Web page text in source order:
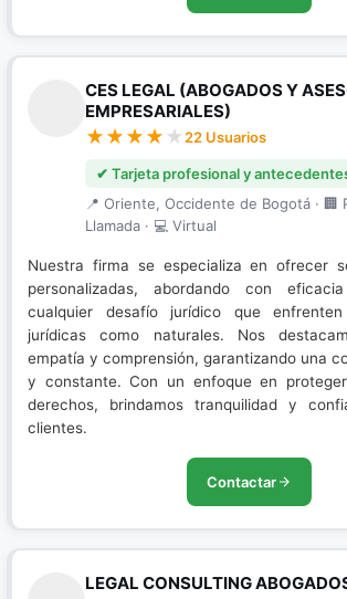
CES LEGAL (ABOGADOS Y
EMPRESARIALES)
22 Usuarios
✔ Tarjeta profesional y
📍 Oriente, Occidente de Bogotá · 🏢
Llamada · 💻 Virtual
Nuestra firma se especializa en ofrecer
personalizadas, abordando con
cualquier desafío jurídico que
jurídicas como naturales. Nos
empatía y comprensión, garantizando una
y constante. Con un enfoque en
derechos, brindamos tranquilidad y
clientes.
Contactar
LEGAL CONSULTING